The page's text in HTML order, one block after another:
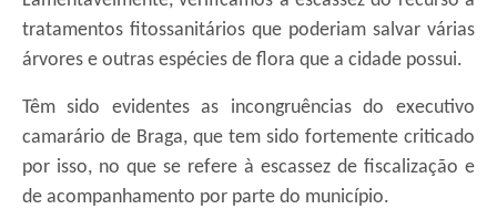
tratamentos fitossanitários que poderiam salvar várias
árvores e outras espécies de flora que a cidade possui.
Têm sido evidentes as incongruências do executivo
camarário de Braga, que tem sido fortemente criticado
por isso, no que se refere à escassez de fiscalização e
de acompanhamento por parte do município.